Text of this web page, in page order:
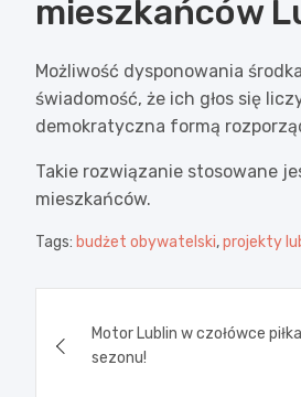
mieszkańców
Możliwość dysponowania
świadomość, że ich głos się
demokratyczna formą
Takie rozwiązanie stosowane
mieszkańców.
Tags: budżet obywatelski,projekty
wpisuMotor Lublin w czołówce
sezonu!